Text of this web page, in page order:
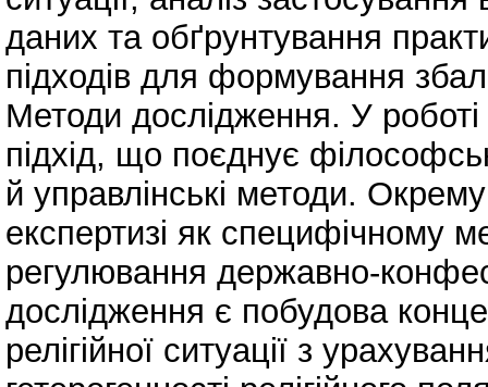
даних та обґрунтування
підходів для формування
Методи дослідження. У
підхід, що поєднує
й управлінські методи. Окрему
експертизі як специфічному
регулювання державно-
дослідження є побудова
релігійної ситуації з